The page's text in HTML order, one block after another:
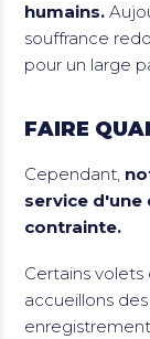
humains.
souffrance
pour un large
FAIRE
Cependant,
service d'une
contrainte.
Certains
accueillons